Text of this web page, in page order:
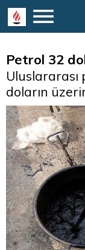
Petrol 32
doların